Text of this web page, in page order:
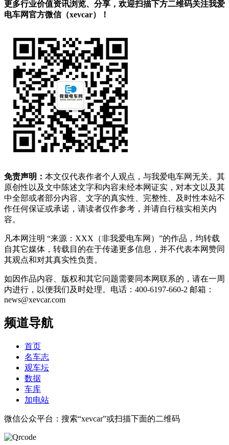
更多行业价值资讯浏览、分享，欢迎扫描下方二维码关注我爱
电车网官方微信（xevcar）！
免责声明： 本文仅代表作者个人观点，与我爱电车网无关。其
原创性以及文中陈述文字和内容未经本网证实，对本文以及其
中全部或者部分内容、文字的真实性、完整性、及时性本站不
作任何保证或承诺，请读者仅作参考，并请自行核实相关内
容。
凡本网注明 “来源：XXX（非我爱电车网）”的作品，均转载
自其它媒体，转载目的在于传递更多信息，并不代表本网赞同
其观点和对其真实性负责。
如因作品内容、版权和其它问题需要同本网联系的，请在一周
内进行，以便我们及时处理。电话：400-6197-660-2 邮箱：
news@xevcar.com
频道导航
首页
名车志
观车坛
数据
车库
加电站
微信公众平台：搜索“xevcar”或扫描下面的二维码